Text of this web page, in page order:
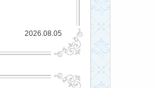
2026.08.05